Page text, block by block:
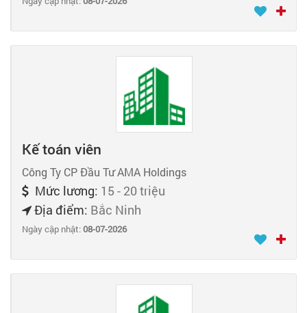
Kế toán viên
Công Ty CP Đầu Tư AMA Holdings
Mức lương: 15 - 20 triệu
Địa điểm: Bắc Ninh
Ngày cập nhật:08-07-2026